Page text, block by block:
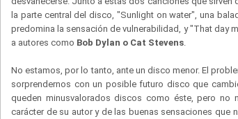
la parte central del disco, "Sunlight on water", una
predomina la sensación de vulnerabilidad, y "That day
a autores como Bob Dylan o Cat Stevens.
No estamos, por lo tanto, ante un disco menor. El
sorprendernos con un posible futuro disco que
queden minusvalorados discos como éste, pero no
carácter de su autor y de las buenas sensaciones que